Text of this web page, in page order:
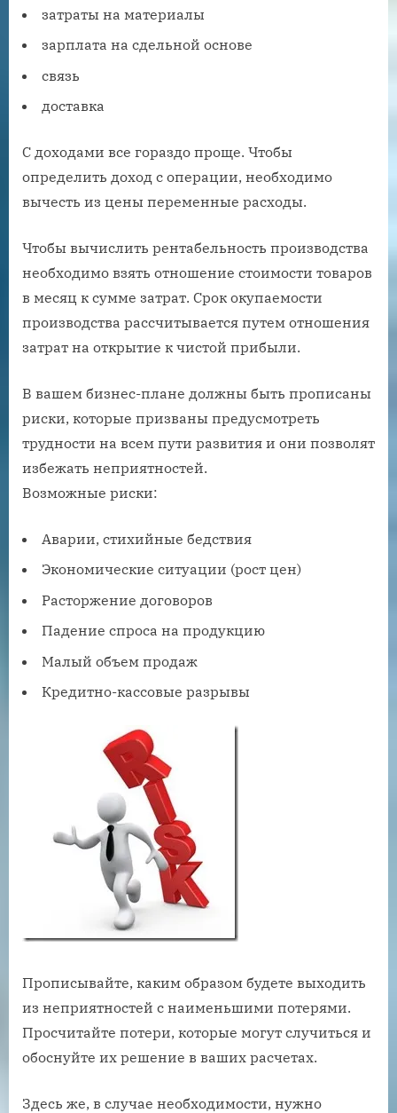
затраты на материалы
зарплата на сдельной основе
связь
доставка
С доходами все гораздо проще. Чтобы
определить доход с операции, необходимо
вычесть из цены переменные расходы.
Чтобы вычислить рентабельность производства
необходимо взять отношение стоимости товаров
в месяц к сумме затрат. Срок окупаемости
производства рассчитывается путем отношения
затрат на открытие к чистой прибыли.
В вашем бизнес-плане должны быть прописаны
риски, которые призваны предусмотреть
трудности на всем пути развития и они позволят
избежать неприятностей.
Возможные риски:
Аварии, стихийные бедствия
Экономические ситуации (рост цен)
Расторжение договоров
Падение спроса на продукцию
Малый объем продаж
Кредитно-кассовые разрывы
Прописывайте, каким образом будете выходить
из неприятностей с наименьшими потерями.
Просчитайте потери, которые могут случиться и
обоснуйте их решение в ваших расчетах.
Здесь же, в случае необходимости, нужно